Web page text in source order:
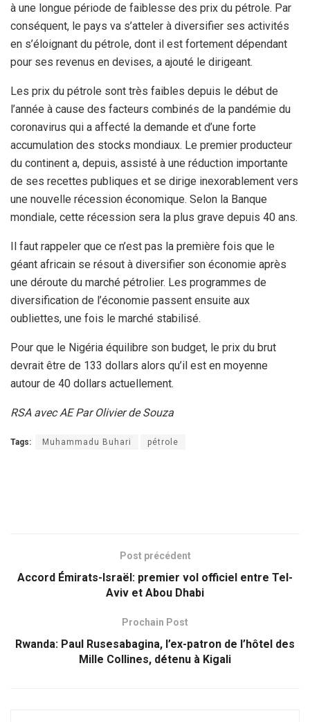
à une longue période de faiblesse des prix du pétrole. Par
conséquent, le pays va s’atteler à diversifier ses activités
en s’éloignant du pétrole, dont il est fortement dépendant
pour ses revenus en devises, a ajouté le dirigeant.
Les prix du pétrole sont très faibles depuis le début de
l’année à cause des facteurs combinés de la pandémie du
coronavirus qui a affecté la demande et d’une forte
accumulation des stocks mondiaux. Le premier producteur
du continent a, depuis, assisté à une réduction importante
de ses recettes publiques et se dirige inexorablement vers
une nouvelle récession économique. Selon la Banque
mondiale, cette récession sera la plus grave depuis 40 ans.
Il faut rappeler que ce n’est pas la première fois que le
géant africain se résout à diversifier son économie après
une déroute du marché pétrolier. Les programmes de
diversification de l’économie passent ensuite aux
oubliettes, une fois le marché stabilisé.
Pour que le Nigéria équilibre son budget, le prix du brut
devrait être de 133 dollars alors qu’il est en moyenne
autour de 40 dollars actuellement.
RSA avec AE Par Olivier de Souza
Tags: Muhammadu Buhari pétrole
Post précédent
Accord Émirats-Israël: premier vol officiel entre Tel-
Aviv et Abou Dhabi
Prochain Post
Rwanda: Paul Rusesabagina, l’ex-patron de l’hôtel des
Mille Collines, détenu à Kigali